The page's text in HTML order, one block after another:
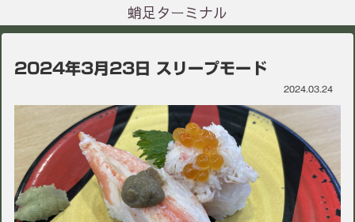
蛸足ターミナル
2024年3月23日 スリープモード
2024.03.24